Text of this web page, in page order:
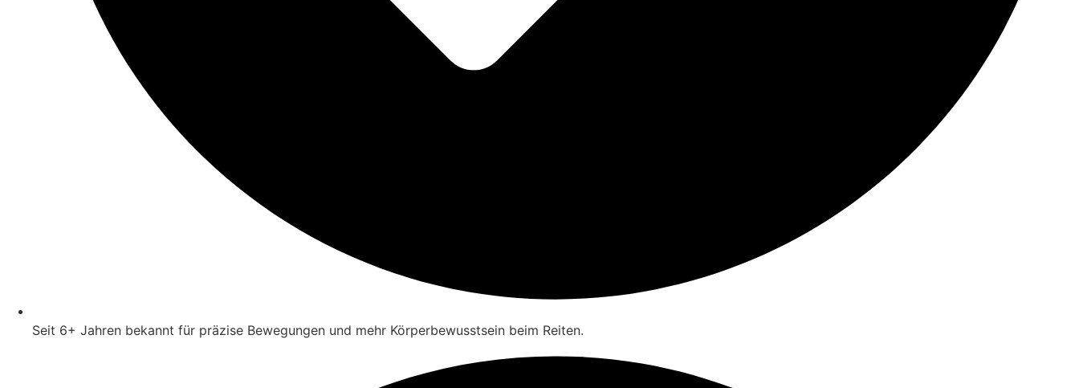
Seit 6+ Jahren bekannt für präzise Bewegungen und mehr Körperbewusstsein beim Reiten.